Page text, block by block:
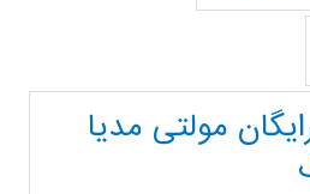
مولتی مدیا